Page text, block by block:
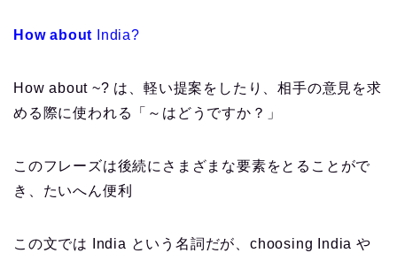
How about India?
How about ~? は、軽い提案をしたり、相手の意見を求
める際に使われる「～はどうですか？」
このフレーズは後続にさまざまな要素をとることがで
き、たいへん便利
この文では India という名詞だが、choosing India や